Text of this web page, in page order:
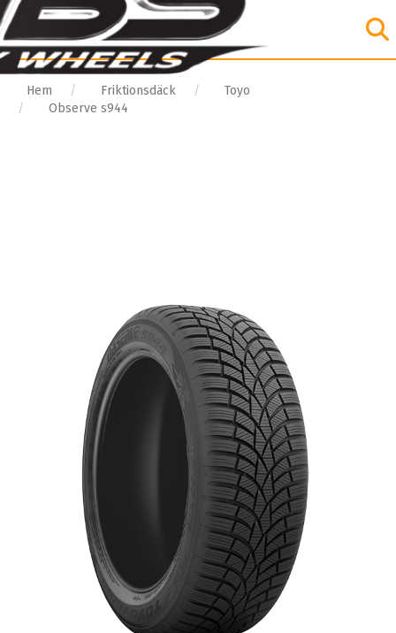
Hem Friktionsdäck
Toyo
Observe s944